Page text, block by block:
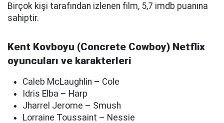
Birçok kişi tarafından izlenen film, 5,7 imdb puanına
sahiptir.
Kent Kovboyu (Concrete Cowboy) Netflix
oyuncuları ve karakterleri
Caleb McLaughlin – Cole
Idris Elba – Harp
Jharrel Jerome – Smush
Lorraine Toussaint – Nessie